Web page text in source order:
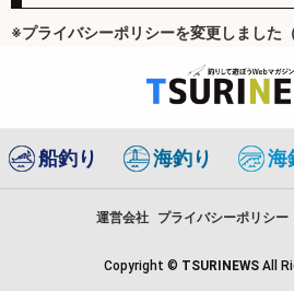
※プライバシーポリシーを変更しました
船釣り 海釣り 海
運営会社 プライバシーポリシー
Copyright © TSURINEWS All